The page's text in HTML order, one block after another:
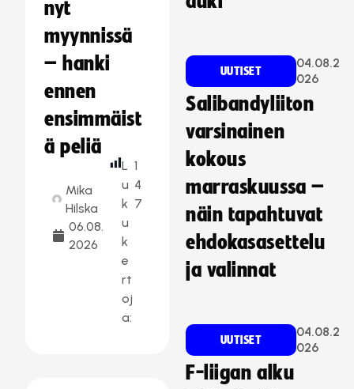
nyt
myynnissä
– hanki
ennen
ensimmäist
ä peliä
Mika
Hilska
06.08.
2026
L
u
k
u
k
e
rt
oj
a:
1
4
7
UUTISET
04.08.2
026
Salibandyliiton
varsinainen
kokous
marraskuussa –
näin tapahtuvat
ehdokasasettelu
ja valinnat
UUTISET
04.08.2
026
F-liigan alku